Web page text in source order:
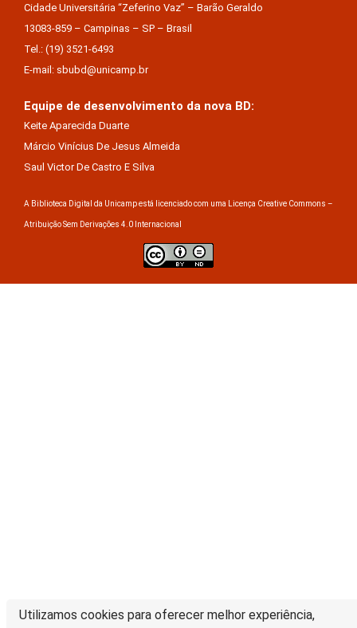
Utilizamos cookies para oferecer melhor experiência,
Cidade Universitária “Zeferino Vaz” – Barão Geraldo
13083-859 – Campinas – SP – Brasil
Tel.: (19) 3521-6493
E-mail: sbubd@unicamp.br
Equipe de desenvolvimento da nova BD:
Keite Aparecida Duarte
Márcio Vinícius De Jesus Almeida
Saul Victor De Castro E Silva
A Biblioteca Digital da Unicamp está licenciado com uma Licença Creative Commons –
Atribuição Sem Derivações 4.0 Internacional